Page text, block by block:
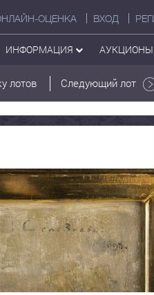
ОЦЕНКА ВХОД
ИНФОРМАЦИЯ АУКЦИОНЫ
лотов Следующий лот